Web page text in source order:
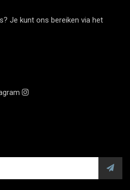
Je kunt ons bereiken via het